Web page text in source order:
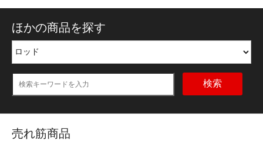
ほかの商品を探す
検索
売れ筋商品